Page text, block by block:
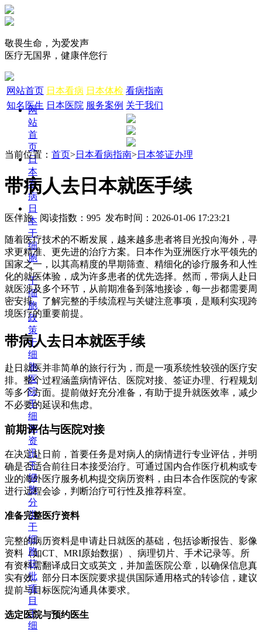
敬畏生命，为爱发声
医疗无国界，健康伴您行
网
站
首
页
日
本
看
病
日
本
干
细
胞
+
干
细
胞
政
策
干
细
胞
医
院
干
细
胞
资
讯
干
细
胞
分
类
干
细
胞
获
批
项
目
干
细
网站首页 日本看病 日本体检 看病指南
知名医生 日本医院 服务案例 关于我们
当前位置： 首页>日本看病指南>日本签证办理
带病人去日本就医手续
医伴旅 阅读指数：995 发布时间：2026-01-06 17:23:21
随着医疗技术的不断发展，越来越多患者将目光投向海外，寻
求更精准、更先进的治疗方案。日本作为亚洲医疗水平领先的
国家之一，以其高精度的早期筛查、精细化的诊疗服务和人性
化的就医体验，成为许多患者的优先选择。然而，带病人赴日
就医涉及多个环节，从前期准备到落地接诊，每一步都需要周
密安排。了解完整的手续流程与关键注意事项，是顺利实现跨
境医疗的重要前提。
带病人去日本就医手续
赴日就医并非简单的旅行行为，而是一项系统性较强的医疗安
排。整个过程涵盖病情评估、医院对接、签证办理、行程规划
等多个方面。提前做好充分准备，有助于提升就医效率，减少
不必要的延误和焦虑。
前期评估与医院对接
在决定赴日前，首要任务是对病人的病情进行专业评估，并明
确是否适合前往日本接受治疗。可通过国内合作医疗机构或专
业的海外医疗服务机构提交病历资料，由日本合作医院的专家
进行远程会诊，判断治疗可行性及推荐科室。
准备完整医疗资料
完整的病历资料是申请赴日就医的基础，包括诊断报告、影像
资料（如CT、MRI原始数据）、病理切片、手术记录等。所
有资料需翻译成日文或英文，并加盖医院公章，以确保信息真
实有效。部分日本医院要求提供国际通用格式的转诊信，建议
提前与目标医院沟通具体要求。
选定医院与预约医生